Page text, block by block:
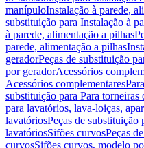
manípuloInstalação à parede,
substituição para Instalação à
à parede, alimentação a pilhas
parede, alimentação a pilhas
geradorPeças de substituição
por geradorAcessórios
Acessórios complementares
substituição para Para torneiras
para lavatórios, lava-loiças,
lavatóriosPeças de substituição
lavatóriosSifões curvosPeças
curvosSifões curvos, modelo